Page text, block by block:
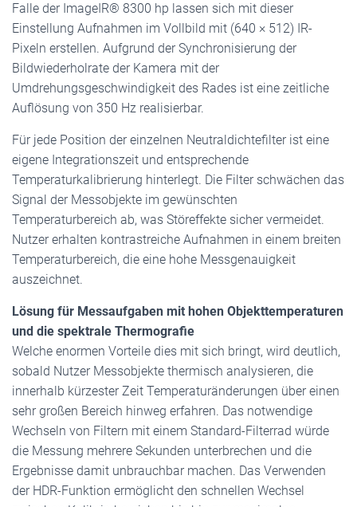
Falle der ImageIR® 8300 hp lassen sich mit dieser
Einstellung Aufnahmen im Vollbild mit (640 × 512) IR-
Pixeln erstellen. Aufgrund der Synchronisierung der
Bildwiederholrate der Kamera mit der
Umdrehungsgeschwindigkeit des Rades ist eine zeitliche
Auflösung von 350 Hz realisierbar.
Für jede Position der einzelnen Neutraldichtefilter ist eine
eigene Integrationszeit und entsprechende
Temperaturkalibrierung hinterlegt. Die Filter schwächen das
Signal der Messobjekte im gewünschten
Temperaturbereich ab, was Störeffekte sicher vermeidet.
Nutzer erhalten kontrastreiche Aufnahmen in einem breiten
Temperaturbereich, die eine hohe Messgenauigkeit
auszeichnet.
Lösung für Messaufgaben mit hohen Objekttemperaturen
und die spektrale Thermografie
Welche enormen Vorteile dies mit sich bringt, wird deutlich,
sobald Nutzer Messobjekte thermisch analysieren, die
innerhalb kürzester Zeit Temperaturänderungen über einen
sehr großen Bereich hinweg erfahren. Das notwendige
Wechseln von Filtern mit einem Standard-Filterrad würde
die Messung mehrere Sekunden unterbrechen und die
Ergebnisse damit unbrauchbar machen. Das Verwenden
der HDR-Funktion ermöglicht den schnellen Wechsel